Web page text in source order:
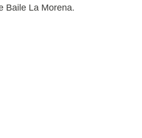
Baile La Morena.